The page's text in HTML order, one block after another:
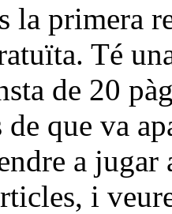
la primera
Té
de 20
de que va
a
i